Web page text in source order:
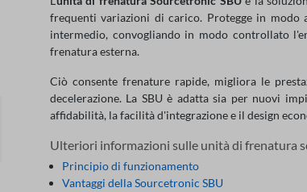
frequenti variazioni di carico. Protegge in modo
intermedio, convogliando in modo controllato
frenatura esterna.
Ciò consente frenature rapide, migliora le
decelerazione. La SBU è adatta sia per nuovi
affidabilità, la facilità d'integrazione e il design
Ulteriori informazioni sulle unità di frenatura
Principio di funzionamento
Vantaggi della Sourcetronic SBU